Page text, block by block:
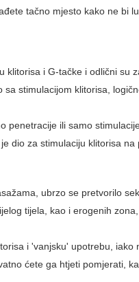
tačno mjesto kako ne bi
klitorisa i G-tačke i odlični su
stimulacijom klitorisa,
penetracije ili samo
dio za stimulaciju klitorisa
ubrzo se pretvorilo
tijela, kao i erogenih
i 'vanjsku' upotrebu,
ćete ga htjeti pomjerati,